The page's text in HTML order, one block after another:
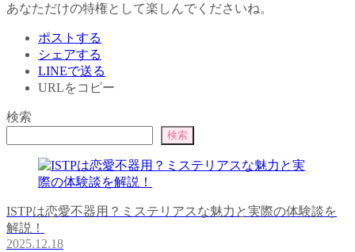
あなただけの特権として楽しんでくださいね。
ポストする
シェアする
LINEで送る
URLをコピー
検索
検索
ISTPは恋愛不器用？ミステリアスな魅力と実際の体験談を
解説！
2025.12.18